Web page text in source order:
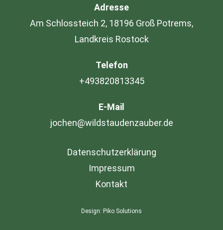
Adresse
Am Schlossteich 2, 18196 Groß Potrems,
Landkreis Rostock
Telefon
+493820813345
E-Mail
jochen@wildstaudenzauber.de
Datenschutzerklärung
Impressum
Kontakt
Design: Piko Solutions